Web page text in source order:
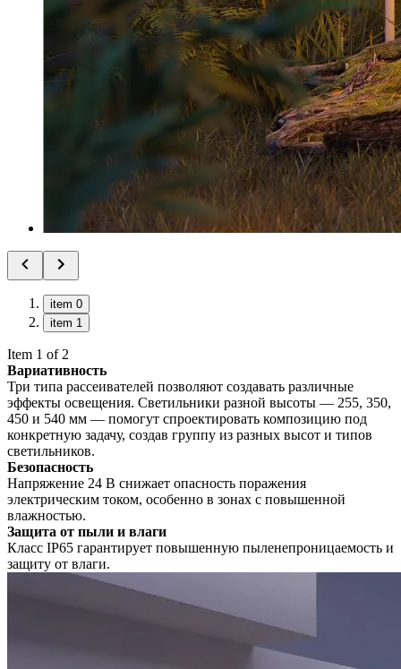
item 0
item 1
Item 1 of 2
Вариативность
Три типа рассеивателей позволяют создавать различные
эффекты освещения. Светильники разной высоты — 255, 350,
450 и 540 мм — помогут спроектировать композицию под
конкретную задачу, создав группу из разных высот и типов
светильников.
Безопасность
Напряжение 24 В снижает опасность поражения
электрическим током, особенно в зонах с повышенной
влажностью.
Защита от пыли и влаги
Класс IP65 гарантирует повышенную пыленепроницаемость и
защиту от влаги.